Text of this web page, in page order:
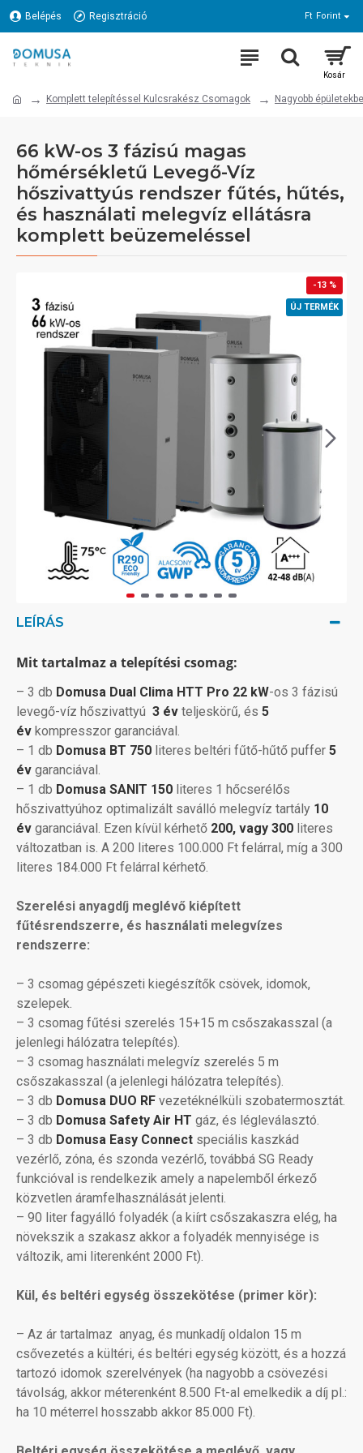
Belépés Regisztráció Ft Forint
Komplett telepítéssel Kulcsrakész Csomagok Nagyobb
66 kW-os 3 fázisú magas
hőmérsékletű Levegő-Víz
hőszivattyús rendszer fűtés, hűtés,
és használati melegvíz ellátásra
komplett beüzemeléssel
ÚJ TERMÉK
-13 %
LEÍRÁS
Mit tartalmaz a telepítési csomag:
– 3 db Domusa Dual Clima HTT Pro 22 kW-os 3 fázisú
levegő-víz hőszivattyú 3 év teljeskörű, és 5
év kompresszor garanciával.
– 1 db Domusa BT 750 literes beltéri fűtő-hűtő puffer 5
év garanciával.
– 1 db Domusa SANIT 150 literes 1 hőcserélős
hőszivattyúhoz optimalizált saválló melegvíz tartály 10
év garanciával. Ezen kívül kérhető 200, vagy 300 literes
változatban is. A 200 literes 100.000 Ft felárral, míg a 300
literes 184.000 Ft felárral kérhető.
Szerelési anyagdíj meglévő kiépített
fűtésrendszerre, és használati melegvízes
rendszerre:
– 3 csomag gépészeti kiegészítők csövek, idomok,
szelepek.
– 3 csomag fűtési szerelés 15+15 m csőszakasszal (a
jelenlegi hálózatra telepítés).
– 3 csomag használati melegvíz szerelés 5 m
csőszakasszal (a jelenlegi hálózatra telepítés).
– 3 db Domusa DUO RF vezetéknélküli szobatermosztát.
– 3 db Domusa Safety Air HT gáz, és légleválasztó.
– 3 db Domusa Easy Connect speciális kaszkád
vezérlő, zóna, és szonda vezérlő, továbbá SG Ready
funkcióval is rendelkezik amely a napelemből érkező
közvetlen áramfelhasználását jelenti.
– 90 liter fagyálló folyadék (a kiírt csőszakaszra elég, ha
növekszik a szakasz akkor a folyadék mennyisége is
változik, ami literenként 2000 Ft).
Kül, és beltéri egység összekötése (primer kör):
– Az ár tartalmaz anyag, és munkadíj oldalon 15 m
csővezetés a kültéri, és beltéri egység között, és a hozzá
tartozó idomok szerelvények (ha nagyobb a csövezési
távolság, akkor méterenként 8.500 Ft-al emelkedik a díj pl.:
ha 10 méterrel hosszabb akkor 85.000 Ft).